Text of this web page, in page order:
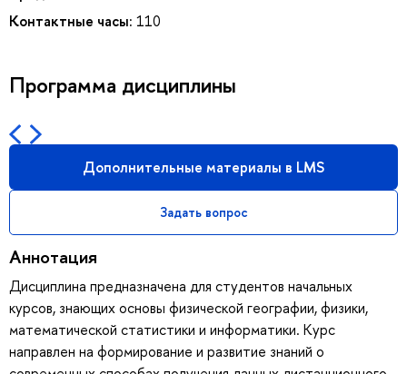
Контактные часы: 110
Программа дисциплины
Дополнительные материалы в LMS
Задать вопрос
Аннотация
Дисциплина предназначена для студентов начальных
курсов, знающих основы физической географии, физики,
математической статистики и информатики. Курс
направлен на формирование и развитие знаний о